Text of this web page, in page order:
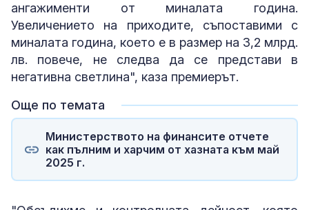
ангажименти от миналата година.
Увеличението на приходите, съпоставими с
миналата година, което е в размер на 3,2 млрд.
лв. повече, не следва да се представи в
негативна светлина", каза премиерът.
Още по темата
Министерството на финансите отчете
как пълним и харчим от хазната към май
2025 г.